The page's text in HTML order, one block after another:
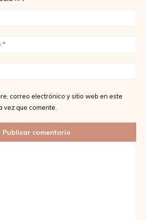
correo electrónico y sitio web en este
que comente.